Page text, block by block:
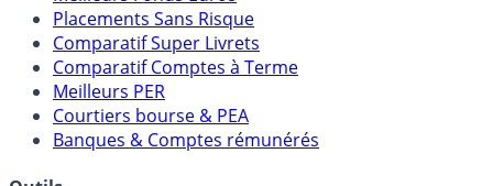
Meilleures Assurances-Vie
Meilleurs Fonds Euros
Placements Sans Risque
Comparatif Super Livrets
Comparatif Comptes à Terme
Meilleurs PER